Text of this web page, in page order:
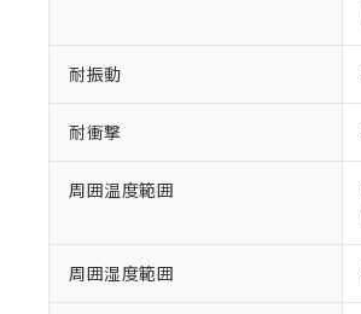
耐振動
耐衝撃
周囲温度範囲
周囲湿度範囲